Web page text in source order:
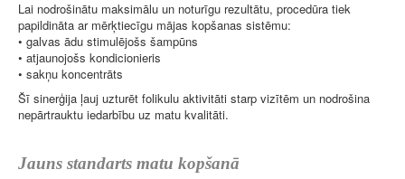
Lai nodrošinātu maksimālu un noturīgu rezultātu, procedūra tiek
papildināta ar mērķtiecīgu mājas kopšanas sistēmu:
• galvas ādu stimulējošs šampūns
• atjaunojošs kondicionieris
• sakņu koncentrāts
Šī sinerģija ļauj uzturēt folikulu aktivitāti starp vizītēm un nodrošina
nepārtrauktu iedarbību uz matu kvalitāti.
Jauns standarts matu kopšanā